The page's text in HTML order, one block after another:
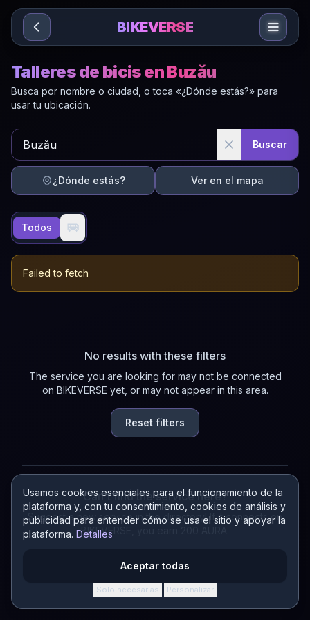
Sari la conținut
Usamos cookies esenciales para el funcionamiento de la
plataforma y, con tu consentimiento, cookies de análisis y
publicidad para entender cómo se usa el sitio y apoyar la
plataforma. Detalles
Aceptar todas
Solo necesarias · Personalizar
BIKEVERSE
Talleres de bicis en Buzău
Busca por nombre o ciudad, o toca «¿Dónde estás?» para
usar tu ubicación.
Buscar
¿Dónde estás? Ver en el mapa
Todos 🚐
Failed to fetch
No results with these filters
The service you are looking for may not be connected
on BIKEVERSE yet, or may not appear in this area.
Reset filters
Can't find the service here?
Suggest a new service in the directory! If it connects on
BIKEVERSE, you earn 200 AURA.
Suggest a service